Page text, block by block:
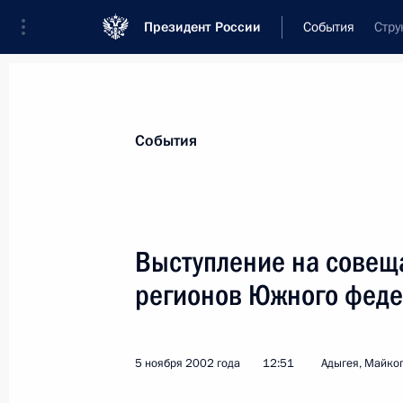
Президент России События
Новости
Послания Федеральному Собранию
Заявления по важнейшим вопросам
Речи и обращения
События
Выступление на
регионов Южного
5 ноября 2002 года 12:51 Адыгея,